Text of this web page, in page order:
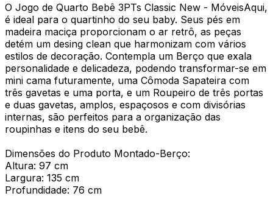
O Jogo de Quarto Bebê 3PTs Classic New - MóveisAqui,
é ideal para o quartinho do seu baby. Seus pés em
madeira maciça proporcionam o ar retrô, as peças
detém um desing clean que harmonizam com vários
estilos de decoração. Contempla um Berço que exala
personalidade e delicadeza, podendo transformar-se em
mini cama futuramente, uma Cômoda Sapateira com
três gavetas e uma porta, e um Roupeiro de três portas
e duas gavetas, amplos, espaçosos e com divisórias
internas, são perfeitos para a organização das
roupinhas e itens do seu bebê.
Dimensões do Produto Montado-Berço:
Altura: 97 cm
Largura: 135 cm
Profundidade: 76 cm